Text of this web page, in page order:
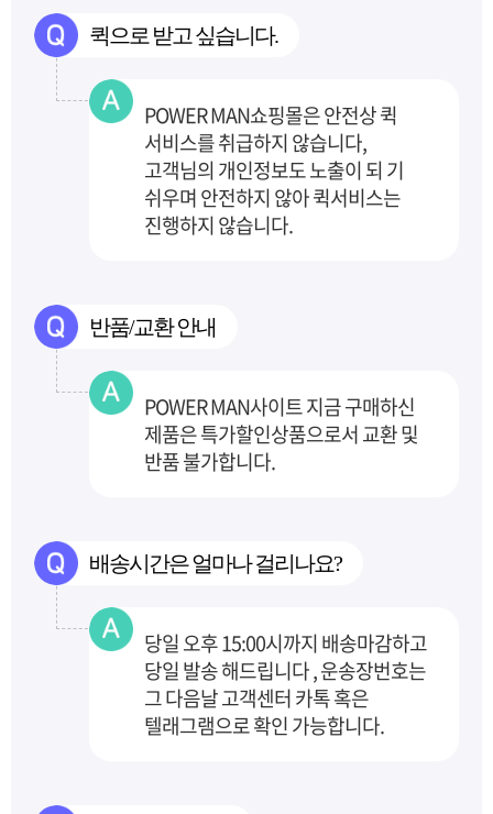
퀵으로 받고 싶습니다.
POWER MAN쇼핑몰은 안전상 퀵
서비스를 취급하지 않습니다,
고객님의 개인정보도 노출이 되 기
쉬우며 안전하지 않아 퀵서비스는
진행하지 않습니다.
반품/교환 안내
POWER MAN사이트 지금 구매하신
제품은 특가할인상품으로서 교환 및
반품 불가합니다.
배송시간은 얼마나 걸리나요?
당일 오후 15:00시까지 배송마감하고
당일 발송 해드립니다 , 운송장번호는
그 다음날 고객센터카톡 혹은
텔래그램으로 확인 가능합니다.